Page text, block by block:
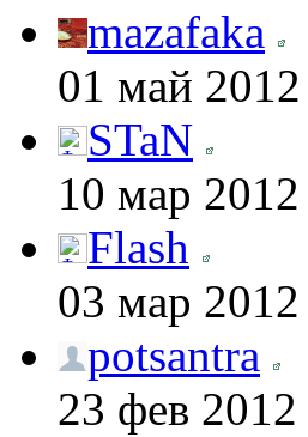
mazafaka
01 май
STaN
10 мар
Flash
03 мар
potsantra
23 фев